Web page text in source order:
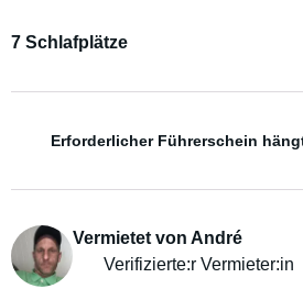
7 Schlafplätze
Erforderlicher Führerschein
Vermietet von André
Verifizierte:r Vermieter:in